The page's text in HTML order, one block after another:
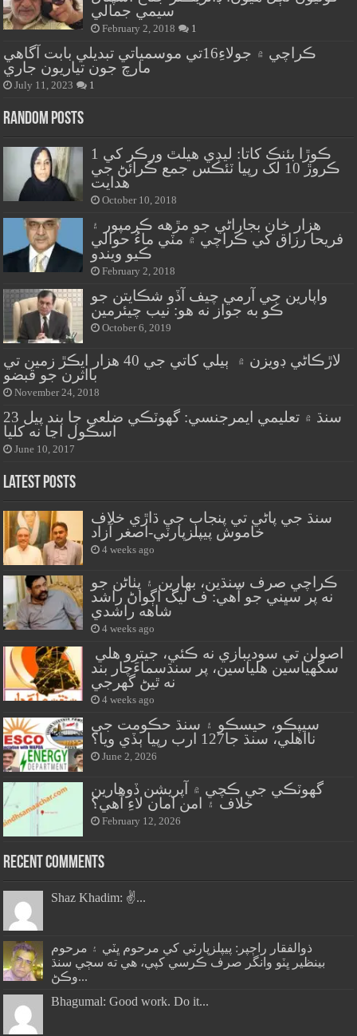
سيمي جمالي
February 2, 2018 1
ڪراچي ۾ جولاءِ16تي موسمياتي تبديلي بابت آگاهي
مارچ جون تياريون جاري
July 11, 2023 1
Random Posts
ڪوڙا بئنڪ کاتا: ليڊي هيلٿ ورڪر کي 1
ڪروڙ 10 لک رپيا ٽئڪس جمع ڪرائڻ جي
هدايت
October 10, 2018
هزار خان بجاراڻي جو مڙهه ڪرمپور ۽
فريحا رزاق کي ڪراچي ۾ مٽي ماءُ حوالي
ڪيو ويندو
February 2, 2018
واپارين جي آرمي چيف آڏو شڪايتن جو
ڪو به جواز نه هو: نيب چيئرمين
October 6, 2019
لاڙڪاڻي ڊويزن ۾ ٻيلي کاتي جي 40 هزار ايڪڙ زمين تي
بااثرن جو قبضو
November 24, 2018
سنڌ ۾ تعليمي ايمرجنسي: گهوٽڪي ضلعي جا بند پيل 23
اسڪول اڃا نه کليا
June 10, 2017
Latest Posts
سنڌ جي پاڻي تي پنجاب جي ڌاڙي خلاف
خاموش پيپلزپارٽي-اصغر آزاد
4 weeks ago
ڪراچي صرف سنڌين، بهارين ۽ پٺاڻن جو
نه پر سڀني جو آهي: ف ليگ اڳواڻ راشد
شاهه راشدي
4 weeks ago
سگهياسين هلياسين، پر سنڌسماءَچار بند
نه ٿيڻ گهرجي
4 weeks ago
سيپڪو، حيسڪو ۽ سنڌ حڪومت جي
نااهلي، سنڌ جا127 ارب رپيا ٻڏي ويا؟
June 2, 2026
گهوٽڪي جي ڪچي ۾ آپريشن ڏوهارين
خلاف ۽ امن امان لاءِ آهي؟
February 12, 2026
Recent Comments
Shaz Khadim: ✌️...
ذوالفقار راڄپر: پيپلزپارٽي کي مرحوم ڀٽي ۽ مرحوم
بينظير ڀٽو وانگر صرف ڪرسي کپي، هي ته سڄي سنڌ
وڪڻ...
Bhagumal: Good work. Do it...